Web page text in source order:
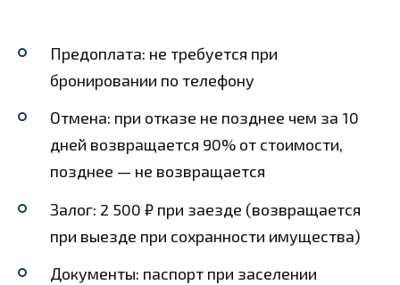
Предоплата: не требуется при
бронировании по телефону
Отмена: при отказе не позднее чем за 10
дней возвращается 90% от стоимости,
позднее — не возвращается
Залог: 2 500 ₽ при заезде (возвращается
при выезде при сохранности имущества)
Документы: паспорт при заселении